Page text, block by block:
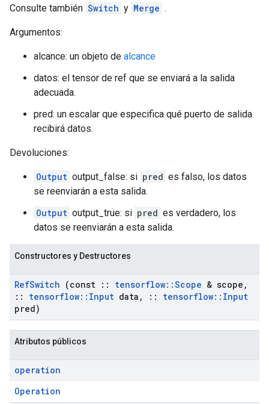
Consulte también Switch y Merge .
Argumentos:
alcance: un objeto de alcance
datos: el tensor de ref que se enviará a la salida
adecuada.
pred: un escalar que especifica qué puerto de salida
recibirá datos.
Devoluciones:
Output output_false: si pred es falso, los datos
se reenviarán a esta salida.
Output output_true: si pred es verdadero, los
datos se reenviarán a esta salida.
Constructores y Destructores
RefSwitch (const :: tensorflow::Scope & scope ,
::
tensorflow:: Input data , :: tensorflow:: Input
pred)
Atributos públicos
operation
Operation